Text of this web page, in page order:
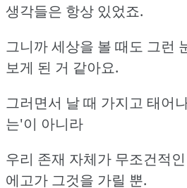
생각들은 항상 있었죠.
그니까 세상을 볼 때도 그런
보게 된 거 같아요.
그러면서 날 때 가지고 태어
는'이 아니라
우리 존재 자체가 무조건적
에고가 그것을 가릴 뿐.